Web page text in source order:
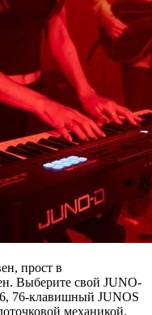
прост в
Выберите свой JUNO-
76-клавишный JUNOS
механикой.